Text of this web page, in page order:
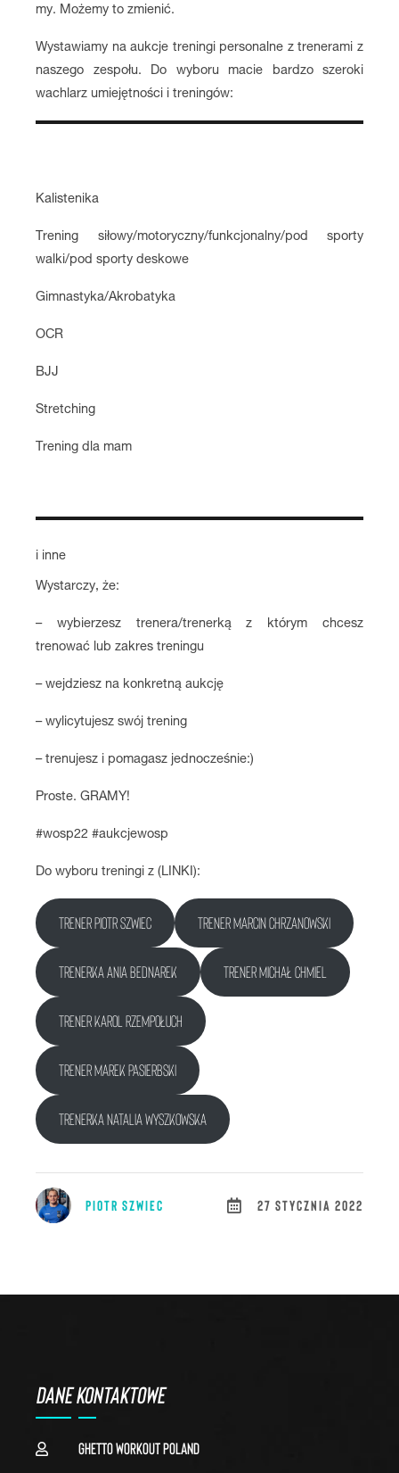
my. Możemy to zmienić.
Wystawiamy na aukcje treningi personalne z trenerami z
naszego zespołu. Do wyboru macie bardzo szeroki
wachlarz umiejętności i treningów:
Kalistenika
Trening siłowy/motoryczny/funkcjonalny/pod sporty
walki/pod sporty deskowe
Gimnastyka/Akrobatyka
OCR
BJJ
Stretching
Trening dla mam
i inne
Wystarczy, że:
– wybierzesz trenera/trenerką z którym chcesz
trenować lub zakres treningu
– wejdziesz na konkretną aukcję
– wylicytujesz swój trening
– trenujesz i pomagasz jednocześnie:)
Proste. GRAMY!
#wosp22 #aukcjewosp
Do wyboru treningi z (LINKI):
trener Piotr Szwiec trener Marcin Chrzanowski
trenerka Ania Bednarek trener Michał Chmiel
trener Karol Rzempołuch
Trener Marek Pasierbski
trenerka Natalia Wyszkowska
PIOTR SZWIEC 27 STYCZNIA 2022
DANE KONTAKTOWE
Ghetto Workout Poland